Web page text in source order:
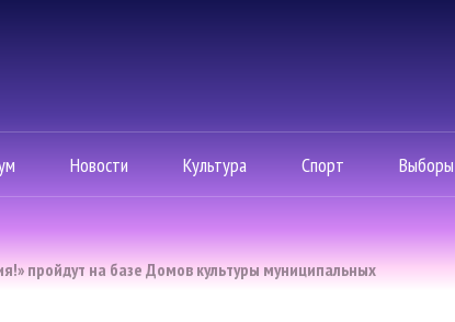
Новости Культура Спорт Выборы
пройдут на базе Домов культуры муниципальных